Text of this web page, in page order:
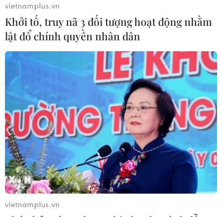
TIN CÙNG CHUYÊN MỤC
Ngân hàng Trung ương Trung Quốc
mua thêm 20 tấn vàng trong tháng 7
07/08/2026 15:21
Chuyên gia quốc tế đánh giá tích cực
vietnamplus.vn
Khởi tố, truy nã 3 đối tượng hoạt động nhằm
lật đổ chính quyền nhân dân
vietnamplus.vn